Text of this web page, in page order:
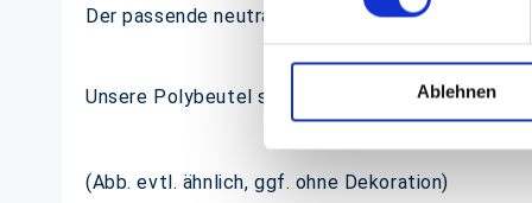
Ablehnen
Der passende neutrale Aufdruck ist schlicht und
Unsere Polybeutel sind aus Polypropylen und
(Abb. evtl. ähnlich, ggf. ohne Dekoration)